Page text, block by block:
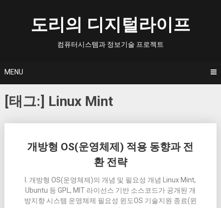
도리의 디지털라이프
컴퓨터시스템과 정보기술 프로젝트
MENU
[태그:] Linux Mint
개방형 OS(운영체제) 적용 동향과 전
환 전략
I. 개방형 OS(운영체제)의 개념 및 필요성 개념 Linux Mint,
Ubuntu 등 GPL, MIT 라이선스 기반 소스코드가 공개된 개
방지향 시스템 운영체제 필요성 윈도OS 기술지원 종료(윈
navigation